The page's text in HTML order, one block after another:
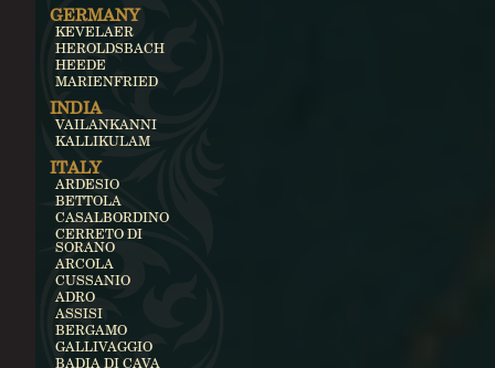
GERMANY
KEVELAER
HEROLDSBACH
HEEDE
MARIENFRIED
INDIA
VAILANKANNI
KALLIKULAM
ITALY
ARDESIO
BETTOLA
CASALBORDINO
CERRETO DI
SORANO
ARCOLA
CUSSANIO
ADRO
ASSISI
BERGAMO
GALLIVAGGIO
BADIA DI CAVA